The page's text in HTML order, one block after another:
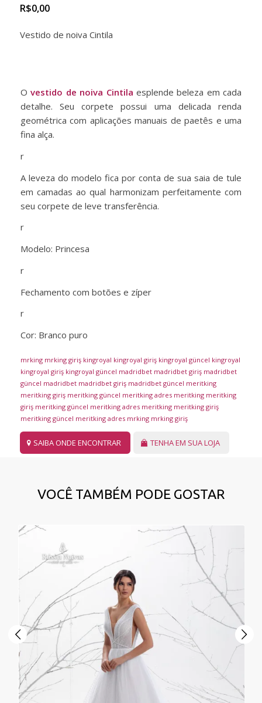
R$0,00
Vestido de noiva Cintila
Ovestido de noiva Cintila esplende beleza em cada
detalhe. Seu corpete possui uma delicada renda
geométrica com aplicações manuais de paetês e uma
fina alça.
r
A leveza do modelo fica por conta de sua saia de tule
em camadas ao qual harmonizam perfeitamente com
seu corpete de leve transferência.
r
Modelo: Princesa
r
Fechamento com botões e zíper
r
Cor: Branco puro
mrking mrking giriş kingroyal kingroyal giriş kingroyal güncel kingroyal
kingroyal giriş kingroyal güncel madridbet madridbet giriş madridbet
güncel madridbet madridbet giriş madridbet güncel meritking
meritking giriş meritking güncel meritking adres meritking meritking
giriş meritking güncel meritking adres meritking meritking giriş
meritking güncel meritking adres mrking mrking giriş
SAIBA ONDE ENCONTRAR TENHA EM SUA LOJA
VOCÊ TAMBÉM PODE GOSTAR